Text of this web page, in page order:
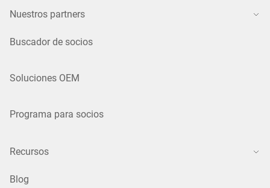
Nuestros partners
Buscador de socios
Soluciones OEM
Programa para socios
Recursos
Blog